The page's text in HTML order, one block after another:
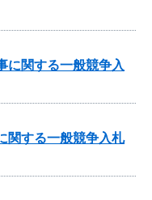
に関する一般競争入
関する一般競争入札